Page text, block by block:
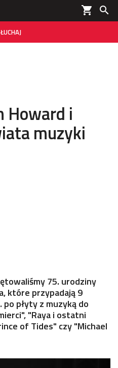
shopping_cart 

Howard i
muzyki
75. urodziny
które przypadają 9
po płyty z muzyką do
"Raya i ostatni
of Tides" czy "Michael